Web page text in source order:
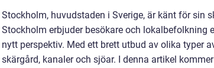
Stockholm, huvudstaden i Sverige, är känt för sin
Stockholm erbjuder besökare och
nytt perspektiv. Med ett brett utbud av olika typer
skärgård, kanaler och sjöar. I denna artikel